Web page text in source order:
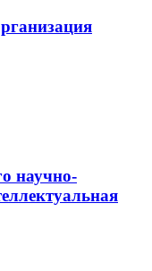
научно-